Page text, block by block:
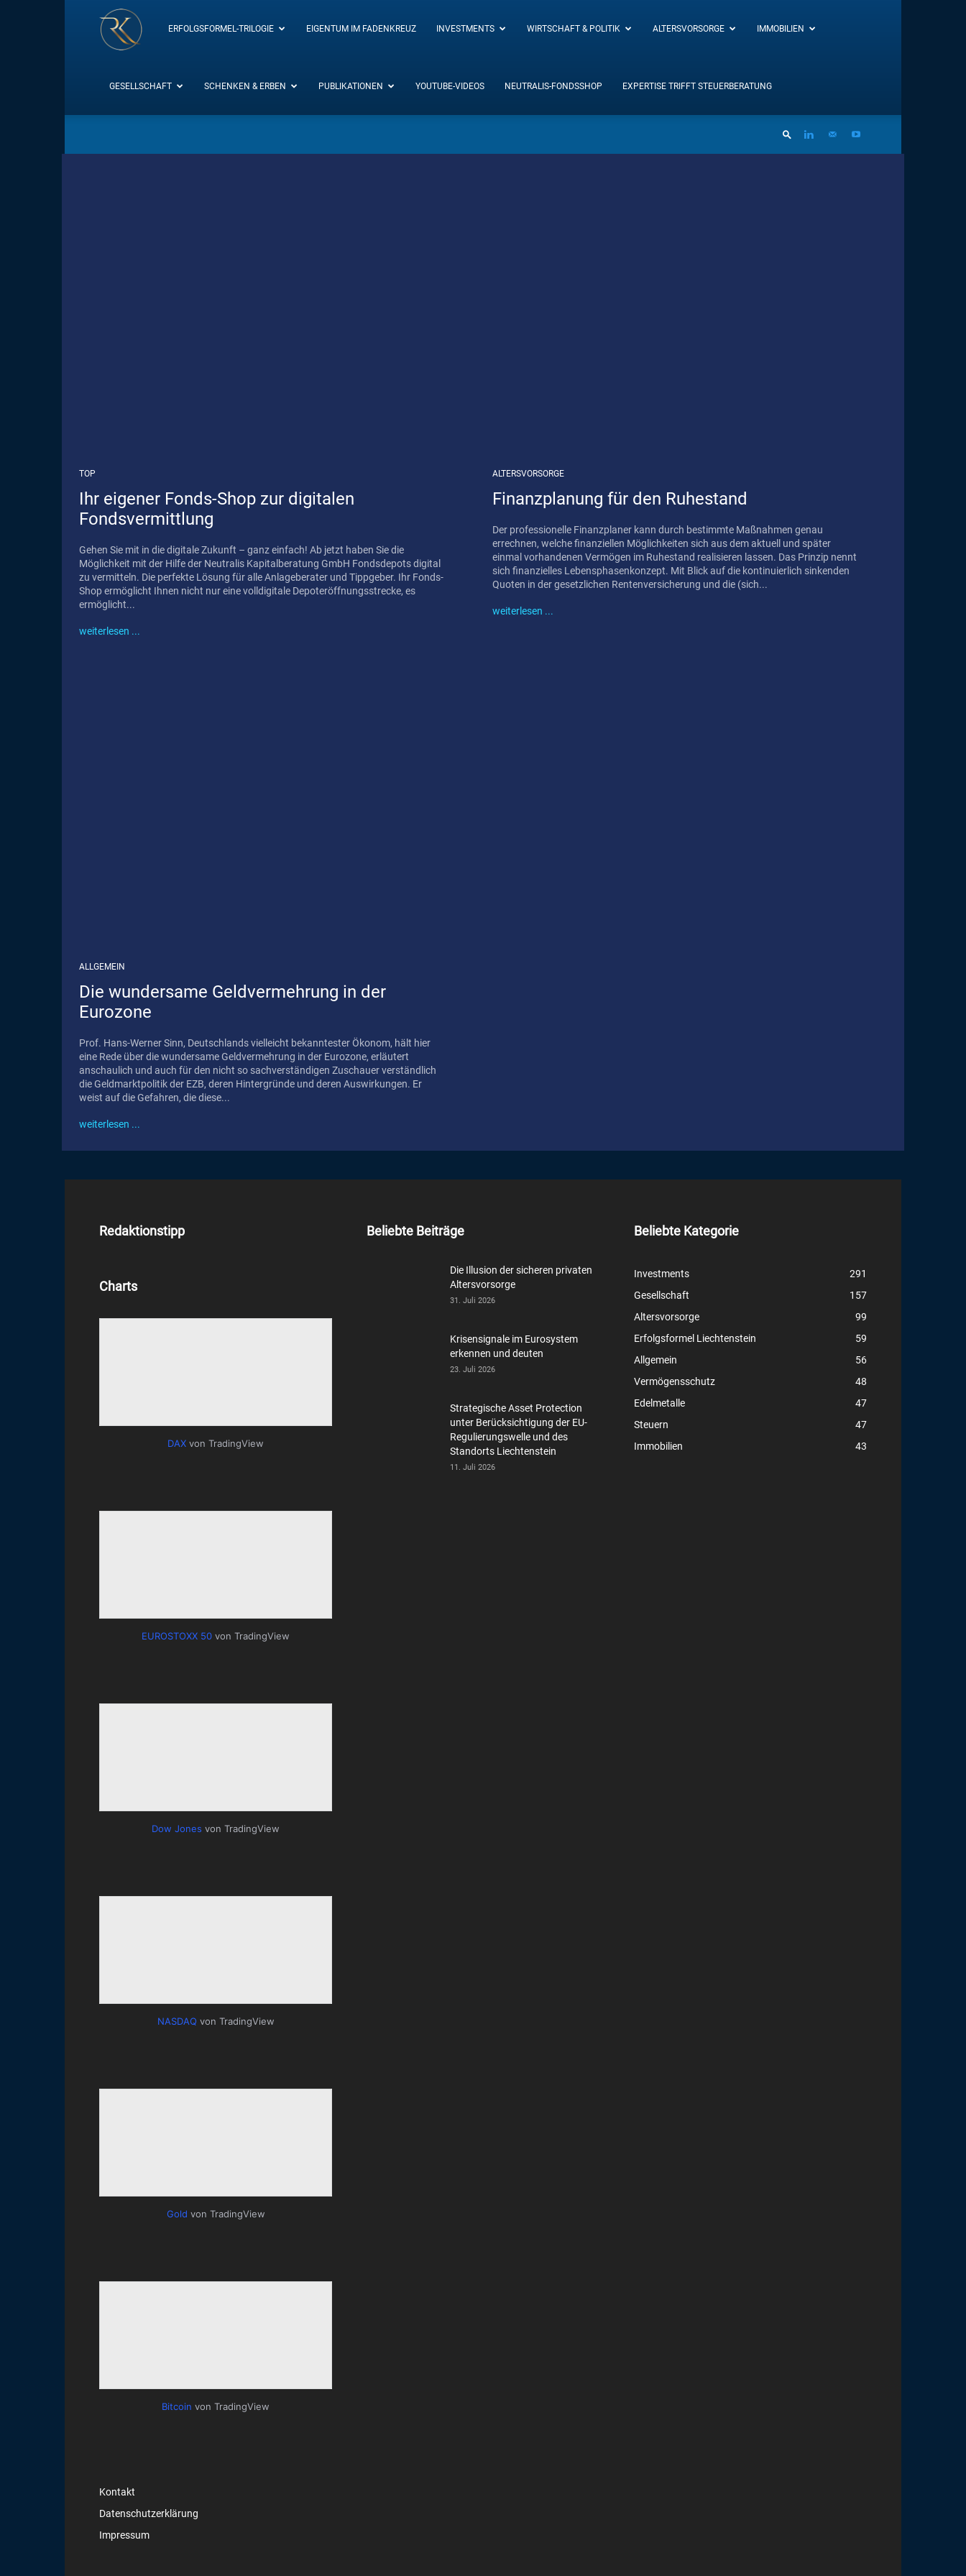
RK-
Insight
ERFOLGSFORMEL-TRILOGIE EIGENTUM IM FADENKREUZ INVESTMENTS WIRTSCHAFT & POLITIK ALTERSVORSORGE IMMOBILIEN
GESELLSCHAFT SCHENKEN & ERBEN PUBLIKATIONEN YOUTUBE-VIDEOS NEUTRALIS-FONDSSHOP EXPERTISE TRIFFT STEUERBERATUNG
TOP
Ihr eigener Fonds-Shop zur digitalen
Fondsvermittlung
Gehen Sie mit in die digitale Zukunft – ganz einfach! Ab jetzt haben Sie die
Möglichkeit mit der Hilfe der Neutralis Kapitalberatung GmbH Fondsdepots digital
zu vermitteln. Die perfekte Lösung für alle Anlageberater und Tippgeber. Ihr Fonds-
Shop ermöglicht Ihnen nicht nur eine volldigitale Depoteröffnungsstrecke, es
ermöglicht...
weiterlesen ...
ALTERSVORSORGE
Finanzplanung für den Ruhestand
Der professionelle Finanzplaner kann durch bestimmte Maßnahmen genau
errechnen, welche finanziellen Möglichkeiten sich aus dem aktuell und später
einmal vorhandenen Vermögen im Ruhestand realisieren lassen. Das Prinzip nennt
sich finanzielles Lebensphasenkonzept. Mit Blick auf die kontinuierlich sinkenden
Quoten in der gesetzlichen Rentenversicherung und die (sich...
weiterlesen ...
ALLGEMEIN
Die wundersame Geldvermehrung in der
Eurozone
Prof. Hans-Werner Sinn, Deutschlands vielleicht bekanntester Ökonom, hält hier
eine Rede über die wundersame Geldvermehrung in der Eurozone, erläutert
anschaulich und auch für den nicht so sachverständigen Zuschauer verständlich
die Geldmarktpolitik der EZB, deren Hintergründe und deren Auswirkungen. Er
weist auf die Gefahren, die diese...
weiterlesen ...
Redaktionstipp
Charts
DAX von TradingView
EUROSTOXX 50 von TradingView
Dow Jones von TradingView
NASDAQ von TradingView
Gold von TradingView
Bitcoin von TradingView
Kontakt
Datenschutzerklärung
Impressum
Beliebte Beiträge
Die Illusion der sicheren privaten
Altersvorsorge
31. Juli 2026
Krisensignale im Eurosystem
erkennen und deuten
23. Juli 2026
Strategische Asset Protection
unter Berücksichtigung der EU-
Regulierungswelle und des
Standorts Liechtenstein
11. Juli 2026
Beliebte Kategorie
Investments
291
Gesellschaft
157
Altersvorsorge
99
Erfolgsformel Liechtenstein
59
Allgemein
56
Vermögensschutz
48
Edelmetalle
47
Steuern
47
Immobilien
43